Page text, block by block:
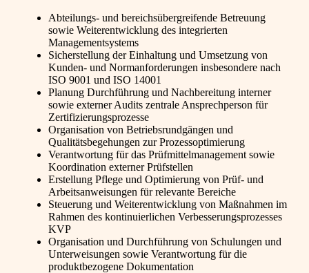
Abteilungs- und bereichsübergreifende Betreuung
sowie Weiterentwicklung des integrierten
Managementsystems
Sicherstellung der Einhaltung und Umsetzung von
Kunden- und Normanforderungen insbesondere nach
ISO 9001 und ISO 14001
Planung Durchführung und Nachbereitung interner
sowie externer Audits zentrale Ansprechperson für
Zertifizierungsprozesse
Organisation von Betriebsrundgängen und
Qualitätsbegehungen zur Prozessoptimierung
Verantwortung für das Prüfmittelmanagement sowie
Koordination externer Prüfstellen
Erstellung Pflege und Optimierung von Prüf- und
Arbeitsanweisungen für relevante Bereiche
Steuerung und Weiterentwicklung von Maßnahmen im
Rahmen des kontinuierlichen Verbesserungsprozesses
KVP
Organisation und Durchführung von Schulungen und
Unterweisungen sowie Verantwortung für die
produktbezogene Dokumentation